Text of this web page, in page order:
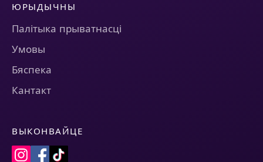
ЮРЫДЫЧНЫ
Палітыка прыватнасці
Умовы
Бяспека
Кантакт
ВЫКОНВАЙЦЕ